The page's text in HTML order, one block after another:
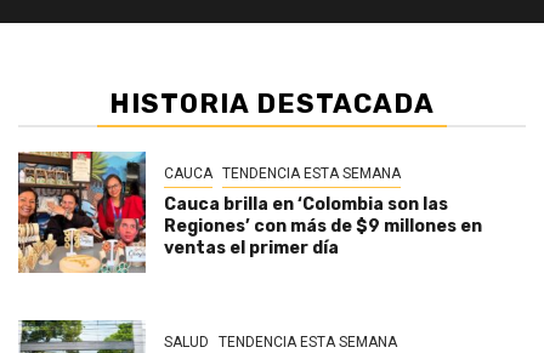
HISTORIA DESTACADA
CAUCA TENDENCIA ESTA SEMANA
Cauca brilla en ‘Colombia son las
Regiones’ con más de $9 millones en
ventas el primer día
SALUD TENDENCIA ESTA SEMANA